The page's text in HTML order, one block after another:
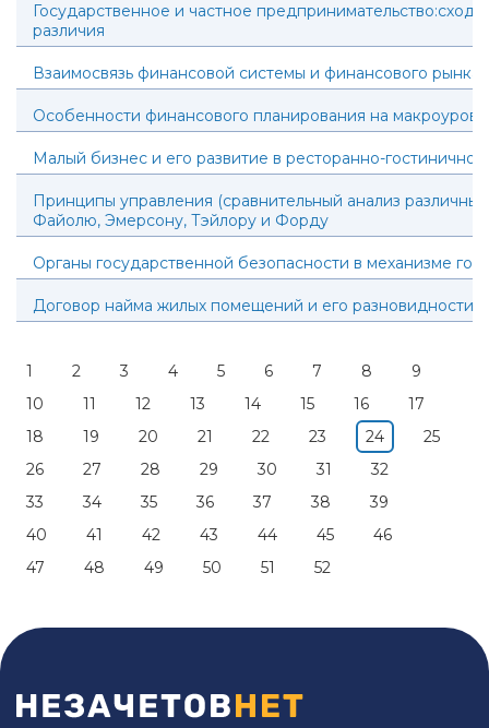
Государственное и частное
различия
Взаимосвязь финансовой системы и финансового рынка
Особенности финансового планирования на
Малый бизнес и его развитие в ресторанно-
Принципы управления (сравнительный анализ различных
Файолю, Эмерсону, Тэйлору и Форду
Органы государственной безопасности в механизме
Договор найма жилых помещений и его разновидности.
1 2 3 4 5 6 7 8
9
10
11 12 13 14 15 16
17
18
19 20 21 22 23 24
25
26
27 28 29 30 31
32
33
34 35 36 37 38
39
40
41 42 43 44 45
46
47
48 49 50 51 52